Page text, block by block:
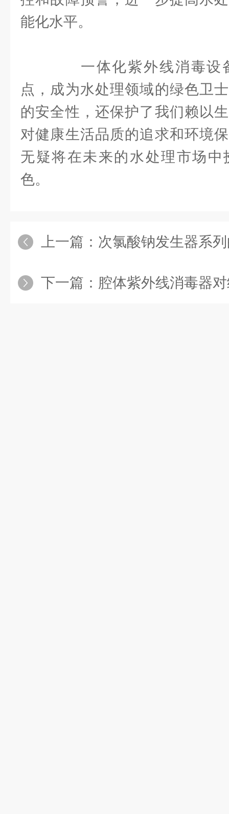
能化水平。
一体化紫外线消毒设
点，成为水处理领域的绿色卫
的安全性，还保护了我们赖以
对健康生活品质的追求和环境
无疑将在未来的水处理市场
色。
上一篇： 次氯酸钠发生器系
下一篇： 腔体紫外线消毒器对